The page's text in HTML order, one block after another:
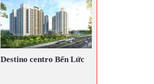
Destino centro Bến Lức